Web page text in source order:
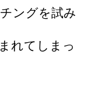
ングを試み
れてしまっ